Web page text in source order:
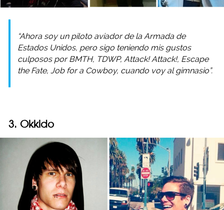
“Ahora soy un piloto aviador de la Armada de
Estados Unidos, pero sigo teniendo mis gustos
culposos por BMTH, TDWP, Attack! Attack!, Escape
the Fate, Job for a Cowboy, cuando voy al gimnasio”.
3. Okkido